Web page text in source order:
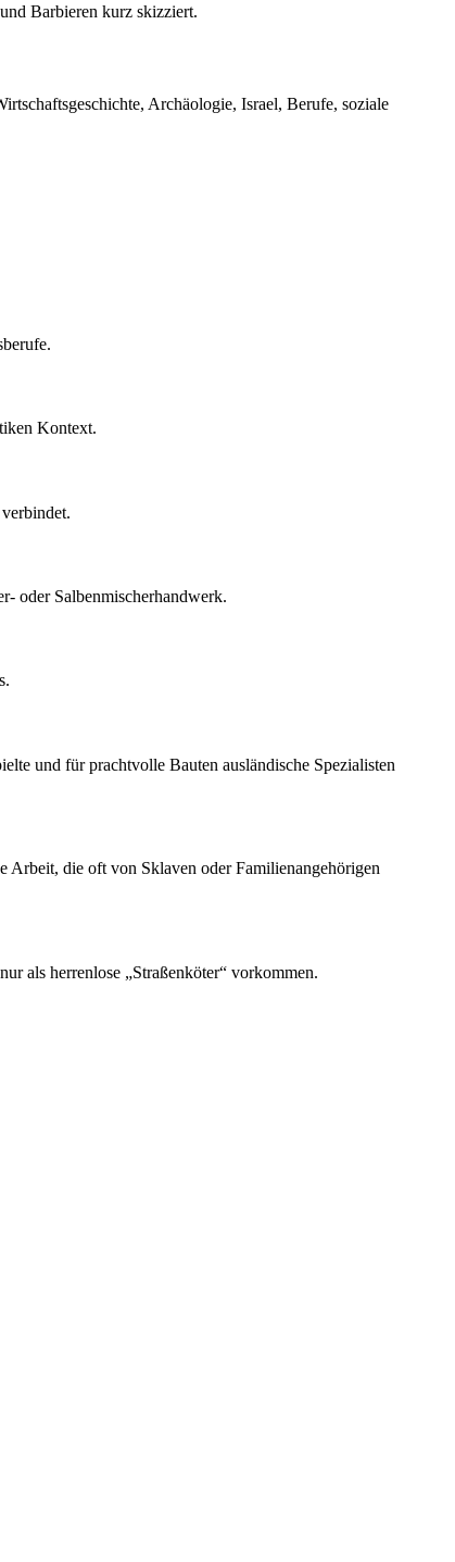
Barbieren kurz skizziert.
Archäologie, Israel, Berufe, soziale
Kontext.
oder Salbenmischerhandwerk.
und für prachtvolle Bauten ausländische Spezialisten
Arbeit, die oft von Sklaven oder Familienangehörigen
als herrenlose „Straßenköter“ vorkommen.